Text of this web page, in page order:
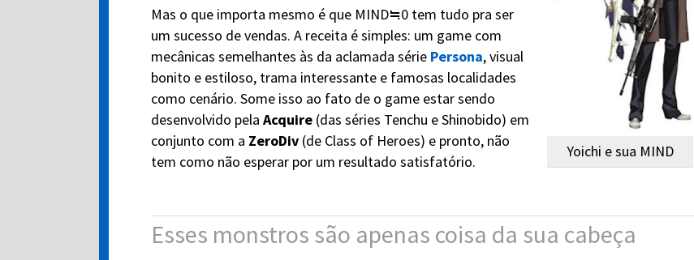
Yoichi e sua MIND
Mas o que importa mesmo é que MIND≒0 tem tudo pra ser
um sucesso de vendas. A receita é simples: um game com
mecânicas semelhantes às da aclamada série Persona, visual
bonito e estiloso, trama interessante e famosas localidades
como cenário. Some isso ao fato de o game estar sendo
desenvolvido pela Acquire(das séries Tenchu e Shinobido) em
conjunto com a ZeroDiv(de Class of Heroes) e pronto, não
tem como não esperar por um resultado satisfatório.
Esses monstros são apenas coisa da sua cabeça